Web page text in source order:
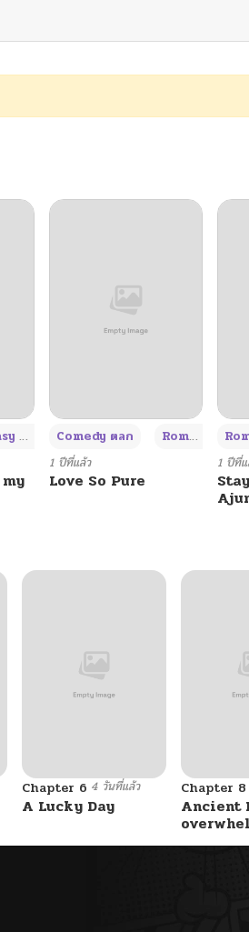
02/07/2026
01/20/2026
12/17/2025
12/17/2025
ตาซี +3
Comedy ตลก Romance โรแมนซ์
1 ปีที่แล้ว
Love So Pure
1 ปีที่
Chapter 6 4 วันที่แล้ว
A Lucky Day
Chapter 8
Ancient